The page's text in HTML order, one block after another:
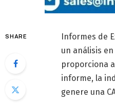
SHARE Informes de
un análisis
proporciona
informe, la
genere una